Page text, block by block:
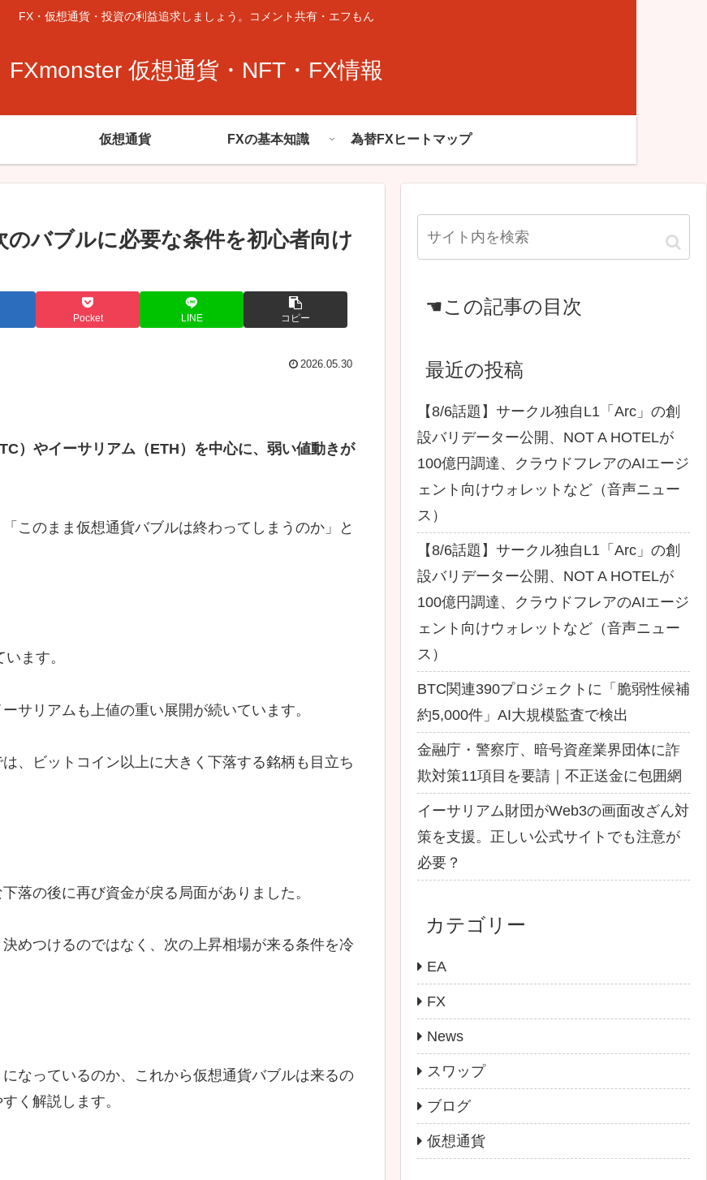
FX・仮想通貨・投資の利益追求しましょう。コメント共有・エフもん
FXmonster 仮想通貨・NFT・FX情報
仮想通貨 FXの基本知識 為替FXヒートマップ
バブルに必要な条件を初心者向け
Pocket LINE コピー
2026.05.30
）やイーサリアム（ETH）を中心に、弱い値動きが
このまま仮想通貨バブルは終わってしまうのか」と
ます。
サリアムも上値の重い展開が続いています。
、ビットコイン以上に大きく下落する銘柄も目立ち
落の後に再び資金が戻る局面がありました。
めつけるのではなく、次の上昇相場が来る条件を冷
なっているのか、これから仮想通貨バブルは来るの
く解説します。
☚この記事の目次
最近の投稿
【8/6話題】サークル独自L1「Arc」の創
設バリデーター公開、NOT A HOTELが
100億円調達、クラウドフレアのAIエージ
ェント向けウォレットなど（音声ニュー
ス）
【8/6話題】サークル独自L1「Arc」の創
設バリデーター公開、NOT A HOTELが
100億円調達、クラウドフレアのAIエージ
ェント向けウォレットなど（音声ニュー
ス）
BTC関連390プロジェクトに「脆弱性候補
約5,000件」AI大規模監査で検出
金融庁・警察庁、暗号資産業界団体に詐
欺対策11項目を要請｜不正送金に包囲網
イーサリアム財団がWeb3の画面改ざん対
策を支援。正しい公式サイトでも注意が
必要？
カテゴリー
EA
FX
News
スワップ
ブログ
仮想通貨